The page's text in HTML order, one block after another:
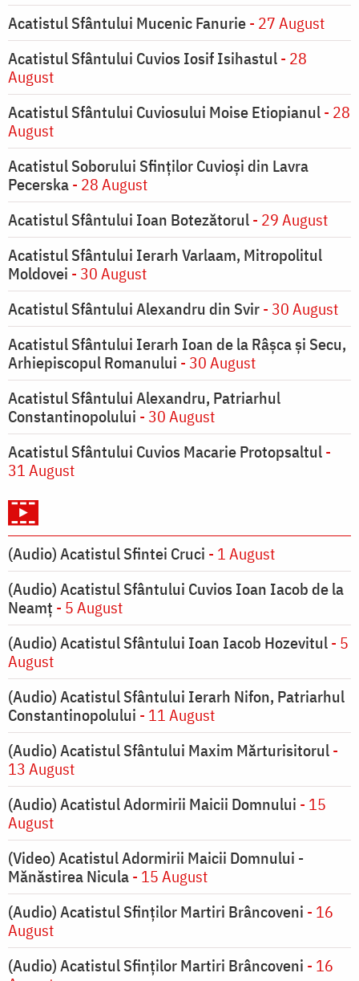
Acatistul Sfântului Mucenic Fanurie- 27 August
Acatistul Sfântului Cuvios Iosif Isihastul- 28
August
Acatistul Sfântului Cuviosului Moise Etiopianul- 28
August
Acatistul Soborului Sfinților Cuvioși din Lavra
Pecerska- 28 August
Acatistul Sfântului Ioan Botezătorul- 29 August
Acatistul Sfântului Ierarh Varlaam, Mitropolitul
Moldovei - 30 August
Acatistul Sfântului Alexandru din Svir- 30 August
Acatistul Sfântului Ierarh Ioan de la Râşca şi Secu,
Arhiepiscopul Romanului - 30 August
Acatistul Sfântului Alexandru, Patriarhul
Constantinopolului - 30 August
Acatistul Sfântului Cuvios Macarie Protopsaltul-
31 August
(Audio) Acatistul Sfintei Cruci - 1 August
(Audio) Acatistul Sfântului Cuvios Ioan Iacob de la
Neamț - 5 August
(Audio) Acatistul Sfântului Ioan Iacob Hozevitul- 5
August
(Audio) Acatistul Sfântului Ierarh Nifon, Patriarhul
Constantinopolului - 11 August
(Audio) Acatistul Sfântului Maxim Mărturisitorul-
13 August
(Audio) Acatistul Adormirii Maicii Domnului - 15
August
(Video) Acatistul Adormirii Maicii Domnului -
Mănăstirea Nicula- 15 August
(Audio) Acatistul Sfinților Martiri Brâncoveni - 16
August
(Audio) Acatistul Sfinților Martiri Brâncoveni - 16